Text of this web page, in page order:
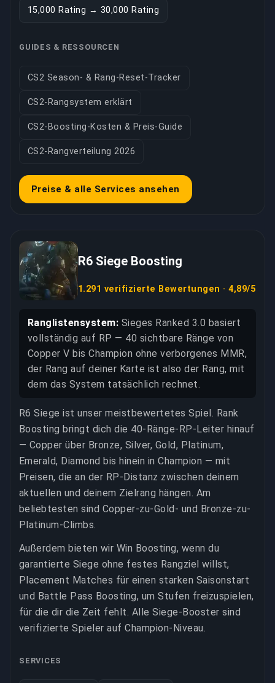
15,000 Rating → 30,000 Rating
GUIDES & RESSOURCEN
CS2 Season- & Rang-Reset-Tracker
CS2-Rangsystem erklärt
CS2-Boosting-Kosten & Preis-Guide
CS2-Rangverteilung 2026
Preise & alle Services ansehen
R6 Siege Boosting
1.291 verifizierte Bewertungen · 4,89/5
Ranglistensystem: Sieges Ranked 3.0 basiert
vollständig auf RP — 40 sichtbare Ränge von
Copper V bis Champion ohne verborgenes MMR,
der Rang auf deiner Karte ist also der Rang, mit
dem das System tatsächlich rechnet.
R6 Siege ist unser meistbewertetes Spiel. Rank
Boosting bringt dich die 40-Ränge-RP-Leiter hinauf
— Copper über Bronze, Silver, Gold, Platinum,
Emerald, Diamond bis hinein in Champion — mit
Preisen, die an der RP-Distanz zwischen deinem
aktuellen und deinem Zielrang hängen. Am
beliebtesten sind Copper-zu-Gold- und Bronze-zu-
Platinum-Climbs.
Außerdem bieten wir Win Boosting, wenn du
garantierte Siege ohne festes Rangziel willst,
Placement Matches für einen starken Saisonstart
und Battle Pass Boosting, um Stufen freizuspielen,
für die dir die Zeit fehlt. Alle Siege-Booster sind
verifizierte Spieler auf Champion-Niveau.
SERVICES